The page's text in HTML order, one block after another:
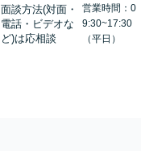
面談方法(対面・
電話・ビデオな
ど)は応相談
営業時間：0
9:30~17:30
（平日）